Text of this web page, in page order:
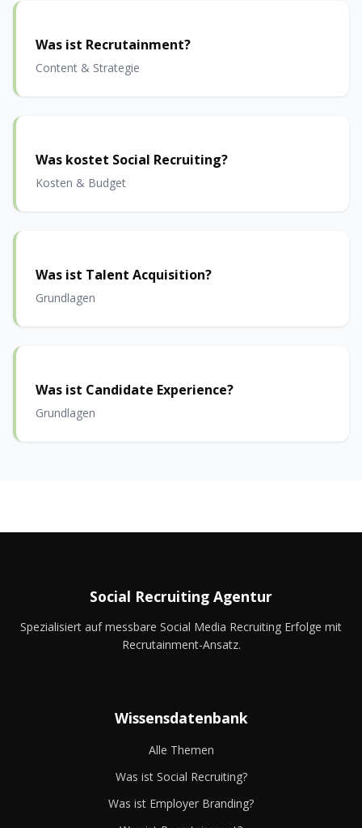
Was ist Recrutainment?
Content & Strategie
Was kostet Social Recruiting?
Kosten & Budget
Was ist Talent Acquisition?
Grundlagen
Was ist Candidate Experience?
Grundlagen
Social Recruiting Agentur
Spezialisiert auf messbare Social Media Recruiting Erfolge mit
Recrutainment-Ansatz.
Wissensdatenbank
Alle Themen
Was ist Social Recruiting?
Was ist Employer Branding?